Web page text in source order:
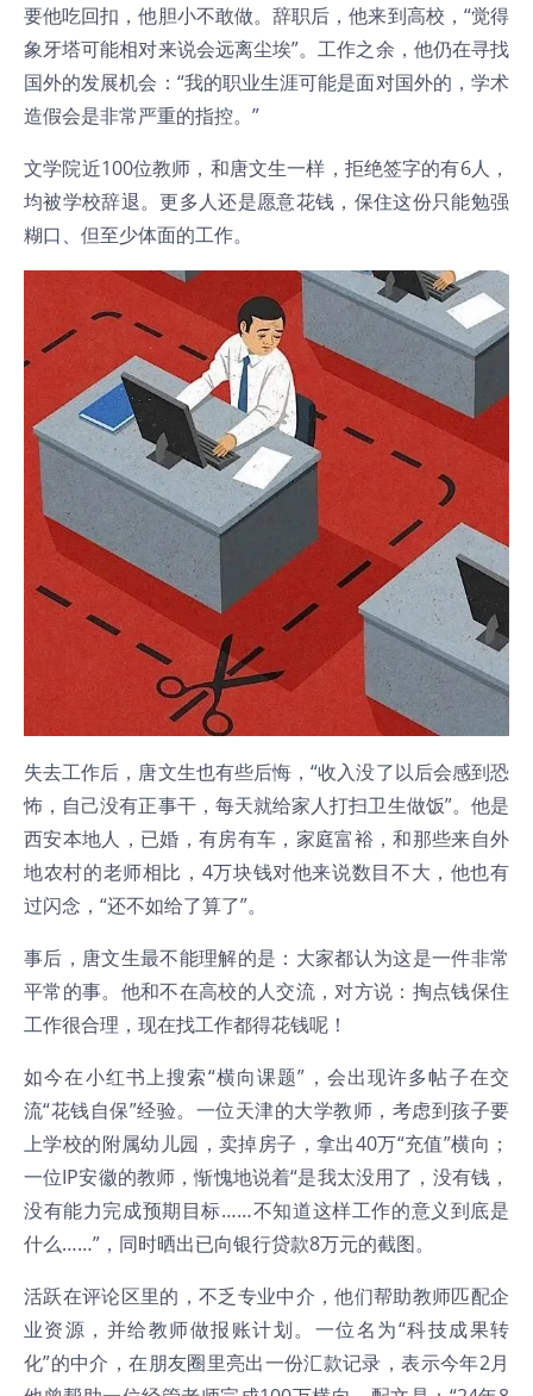
要他吃回扣，他胆小不敢做。辞职后，他来到高校，“觉得
象牙塔可能相对来说会远离尘埃”。工作之余，他仍在寻找
国外的发展机会：“我的职业生涯可能是面对国外的，学术
造假会是非常严重的指控。”
文学院近100位教师，和唐文生一样，拒绝签字的有6人，
均被学校辞退。更多人还是愿意花钱，保住这份只能勉强
糊口、但至少体面的工作。
失去工作后，唐文生也有些后悔，“收入没了以后会感到恐
怖，自己没有正事干，每天就给家人打扫卫生做饭”。他是
西安本地人，已婚，有房有车，家庭富裕，和那些来自外
地农村的老师相比，4万块钱对他来说数目不大，他也有
过闪念，“还不如给了算了”。
事后，唐文生最不能理解的是：大家都认为这是一件非常
平常的事。他和不在高校的人交流，对方说：掏点钱保住
工作很合理，现在找工作都得花钱呢！
如今在小红书上搜索“横向课题”，会出现许多帖子在交
流“花钱自保”经验。一位天津的大学教师，考虑到孩子要
上学校的附属幼儿园，卖掉房子，拿出40万“充值”横向；
一位IP安徽的教师，惭愧地说着“是我太没用了，没有钱，
没有能力完成预期目标……不知道这样工作的意义到底是
什么……”，同时晒出已向银行贷款8万元的截图。
活跃在评论区里的，不乏专业中介，他们帮助教师匹配企
业资源，并给教师做报账计划。一位名为“科技成果转
化”的中介，在朋友圈里亮出一份汇款记录，表示今年2月